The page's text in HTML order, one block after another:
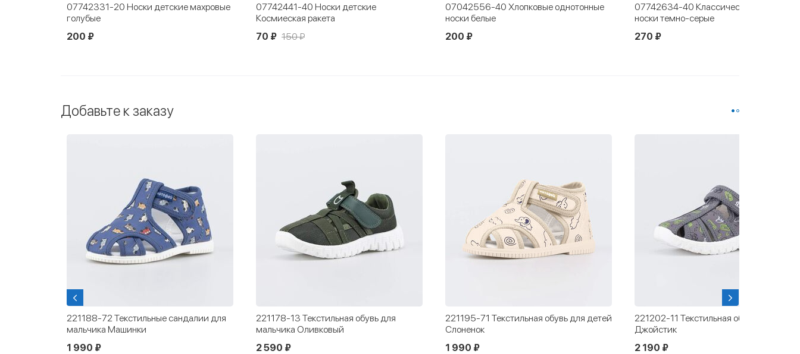
07742331-20 Носки детские махровые
голубые
200 ₽
07742441-40 Носки детские
Космиеская ракета
70 ₽ 150 ₽
07042556-40 Хлопковые однотонные
носки белые
200 ₽
07742634-40 Классические мужские
носки темно-серые
270 ₽
Добавьте к заказу
221188-72 Текстильные сандалии для
мальчика Машинки
1 990 ₽
221178-13 Текстильная обувь для
мальчика Оливковый
2 590 ₽
221195-71 Текстильная обувь для детей
Слоненок
1 990 ₽
221202-11 Текстильная обувь для детей
Джойстик
2 190 ₽